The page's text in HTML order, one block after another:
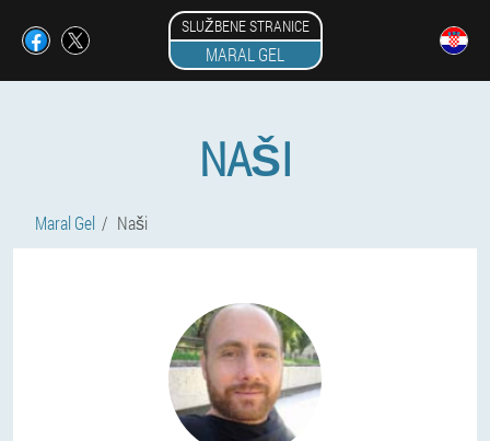
SLUŽBENE STRANICE
MARAL GEL
NAŠI
Maral Gel Naši